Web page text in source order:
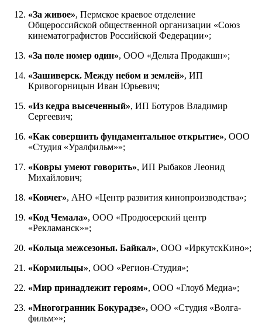
«За живое», Пермское краевое отделение
Общероссийской общественной организации «Союз
кинематографистов Российской Федерации»;
«За поле номер один», ООО «Дельта Продакшн»;
«Зашиверск. Между небом и землей», ИП
Кривогорницын Иван Юрьевич;
«Из кедра высеченный», ИП Ботуров Владимир
Сергеевич;
«Как совершить фундаментальное открытие», ООО
«Студия «Уралфильм»»;
«Ковры умеют говорить», ИП Рыбаков Леонид
Михайлович;
«Ковчег», АНО «Центр развития кинопроизводства»;
«Код Чемала», ООО «Продюсерский центр
«Рекламанск»»;
«Кольца межсезонья. Байкал», ООО «ИркутскКино»;
«Кормильцы», ООО «Регион-Студия»;
«Мир принадлежит героям», ООО «Глоуб Медиа»;
«Многогранник Бокурадзе», ООО «Студия «Волга-
фильм»»;